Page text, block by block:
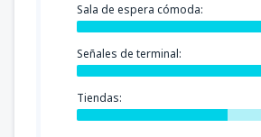
Sala de espera cómoda:
Señales de terminal:
Tiendas: